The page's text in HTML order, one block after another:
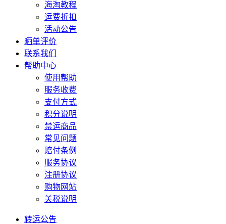
海淘教程
运费折扣
活动公告
晒单评价
联系我们
帮助中心
使用帮助
服务收费
支付方式
积分说明
禁运商品
常见问题
赔付条例
服务协议
注册协议
购物网站
关税说明
转运公告